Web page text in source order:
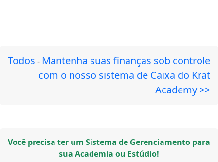
Todos - Mantenha suas finanças sob controle
com o nosso sistema de Caixa do Krat
Academy >>
Você precisa ter um Sistema de Gerenciamento para
sua Academia ou Estúdio!